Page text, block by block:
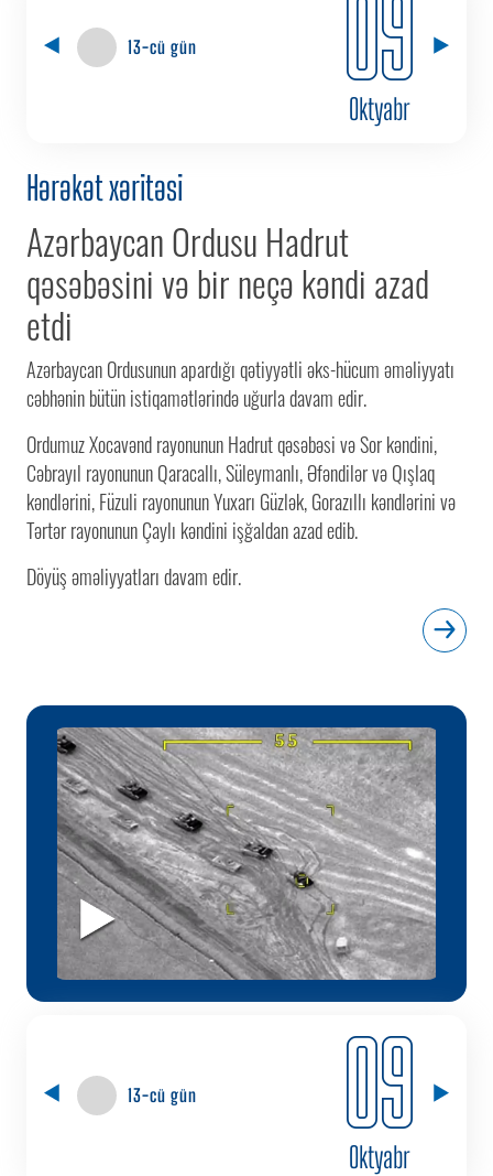
13-cü gün 09
Oktyabr
Hərəkət xəritəsi
Azərbaycan Ordusu Hadrut
qəsəbəsini və bir neçə kəndi azad
etdi
Azərbaycan Ordusunun apardığı qətiyyətli əks-hücum əməliyyatı
cəbhənin bütün istiqamətlərində uğurla davam edir.
Ordumuz Xocavənd rayonunun Hadrut qəsəbəsi və Sor kəndini,
Cəbrayıl rayonunun Qaracallı, Süleymanlı, Əfəndilər və Qışlaq
kəndlərini, Füzuli rayonunun Yuxarı Güzlək, Gorazıllı kəndlərini və
Tərtər rayonunun Çaylı kəndini işğaldan azad edib.
Döyüş əməliyyatları davam edir.
13-cü gün 09
Oktyabr